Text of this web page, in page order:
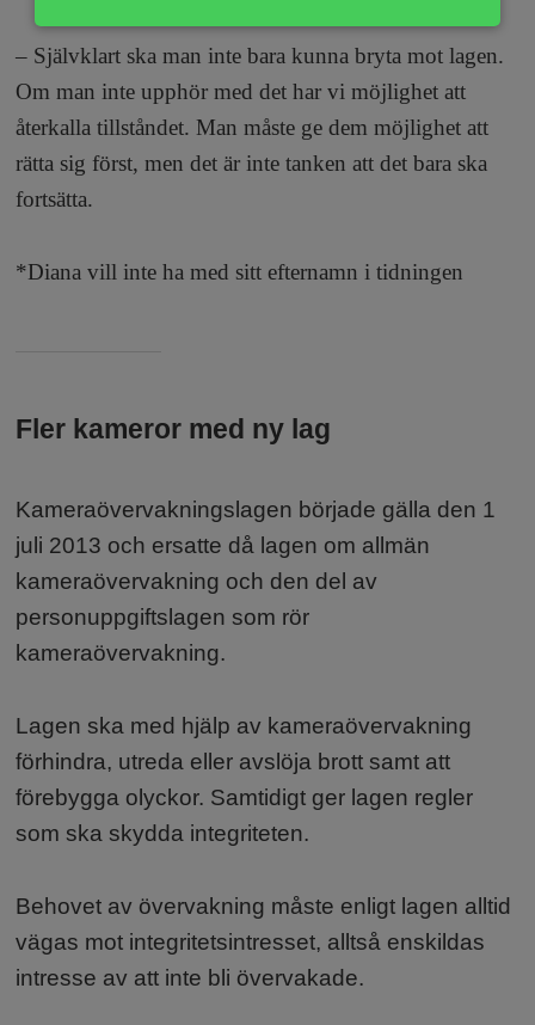
– Självklart ska man inte bara kunna bryta mot lagen.
Om man inte upphör med det har vi möjlighet att
återkalla tillståndet. Man måste ge dem möjlighet att
rätta sig först, men det är inte tanken att det bara ska
fortsätta.
*Diana vill inte ha med sitt efternamn i tidningen
Fakta:
Fler kameror med ny lag
Kameraövervakningslagen började gälla den 1
juli 2013 och ersatte då lagen om allmän
kameraövervakning och den del av
personuppgiftslagen som rör
kameraövervakning.
Lagen ska med hjälp av kameraövervakning
förhindra, utreda eller avslöja brott samt att
förebygga olyckor. Samtidigt ger lagen regler
som ska skydda integriteten.
Behovet av övervakning måste enligt lagen alltid
vägas mot integritetsintresset, alltså enskildas
intresse av att inte bli övervakade.